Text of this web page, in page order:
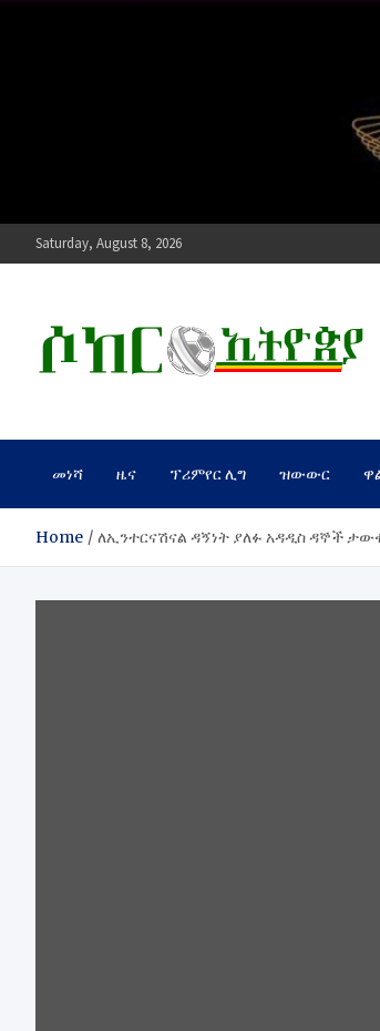
Saturday, August 8, 2026
ሶከር ኢትዮጵያ
መነሻ ዜና ፕሪምየር ሊግ ዝውውር
Home ለኢንተርናሽናል ዳኝነት ያለፉ አዳዲስ ዳኞች